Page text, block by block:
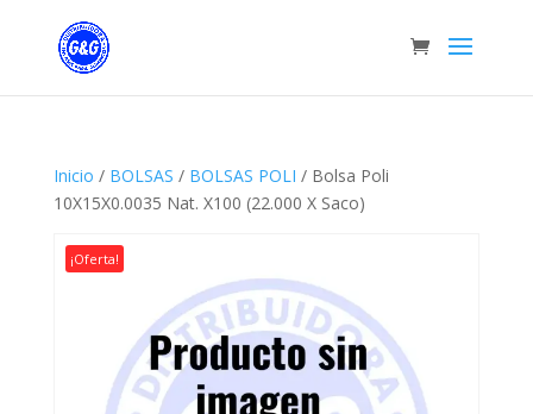
Inicio / BOLSAS / BOLSAS POLI / Bolsa Poli
10X15X0.0035 Nat. X100 (22.000 X Saco)
¡Oferta!